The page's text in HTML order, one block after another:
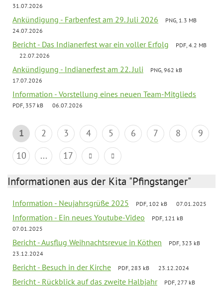
31.07.2026
Ankündigung - Farbenfest am 29. Juli 2026
PNG, 1.3 MB
24.07.2026
Bericht - Das Indianerfest war ein voller Erfolg
PDF, 4.2 MB
22.07.2026
Ankündigung - Indianerfest am 22. Juli
PNG, 962 kB
17.07.2026
Information - Vorstellung eines neuen Team-Mitglieds
PDF, 357 kB 06.07.2026
1 2 3 4 5 6 7 8
9
10
... 17
Informationen aus der Kita "Pfingstanger"
Information - Neujahrsgrüße 2025 PDF, 102 kB 07.01.2025
Information - Ein neues Youtube-Video
PDF, 121 kB
07.01.2025
Bericht - Ausflug Weihnachtsrevue in Köthen
PDF, 323 kB
23.12.2024
Bericht - Besuch in der Kirche PDF, 283 kB 23.12.2024
Bericht - Rückblick auf das zweite Halbjahr
PDF, 277 kB